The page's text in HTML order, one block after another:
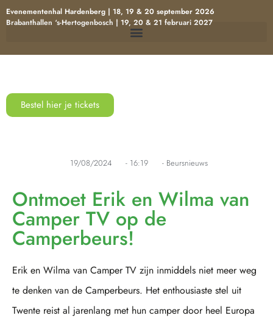
Evenementenhal Hardenberg | 18, 19 & 20 september 2026
Brabanthallen ‘s-Hertogenbosch | 19, 20 & 21 februari 2027
Bestel hier je tickets
19/08/2024 - 16:19 - Beursnieuws
Ontmoet Erik en Wilma van
Camper TV op de
Camperbeurs!
Erik en Wilma van Camper TV zijn inmiddels niet meer weg
te denken van de Camperbeurs. Het enthousiaste stel uit
Twente reist al jarenlang met hun camper door heel Europa